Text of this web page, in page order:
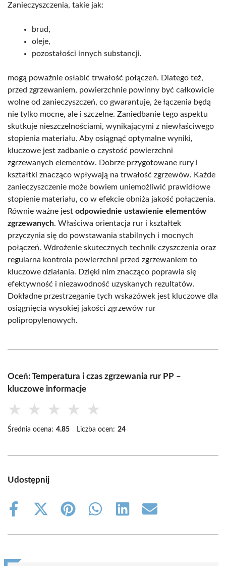
Zanieczyszczenia, takie jak:
brud,
oleje,
pozostałości innych substancji.
mogą poważnie osłabić trwałość połączeń. Dlatego też,
przed zgrzewaniem, powierzchnie powinny być całkowicie
wolne od zanieczyszczeń, co gwarantuje, że łączenia będą
nie tylko mocne, ale i szczelne. Zaniedbanie tego aspektu
skutkuje nieszczelnościami, wynikającymi z niewłaściwego
stopienia materiału. Aby osiągnąć optymalne wyniki,
kluczowe jest zadbanie o czystość powierzchni
zgrzewanych elementów. Dobrze przygotowane rury i
kształtki znacząco wpływają na trwałość zgrzewów. Każde
zanieczyszczenie może bowiem uniemożliwić prawidłowe
stopienie materiału, co w efekcie obniża jakość połączenia.
Równie ważne jest odpowiednie ustawienie elementów
zgrzewanych. Właściwa orientacja rur i kształtek
przyczynia się do powstawania stabilnych i mocnych
połączeń. Wdrożenie skutecznych technik czyszczenia oraz
regularna kontrola powierzchni przed zgrzewaniem to
kluczowe działania. Dzięki nim znacząco poprawia się
efektywność i niezawodność uzyskanych rezultatów.
Dokładne przestrzeganie tych wskazówek jest kluczowe dla
osiągnięcia wysokiej jakości zgrzewów rur
polipropylenowych.
Oceń: Temperatura i czas zgrzewania rur PP –
kluczowe informacje
★ ★ ★ ★ ★
Średnia ocena: 4.85 Liczba ocen: 24
Udostępnij
Share
Share
(Twitter)
Share
Share
Share
Share